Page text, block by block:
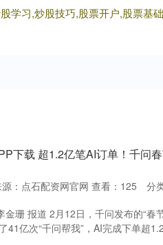
学习,炒股技巧,股票开户,股票基
下载 超1.2亿笔AI订单！千问
：点石配资网官网 查看： 125 分
金珊 报道 2月12日，千问发布的“春
41亿次“千问帮我”，AI完成下单超